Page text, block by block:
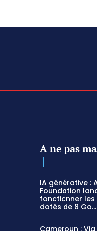
A ne pas
IA générative :
Foundation
fonctionner les
dotés de 8 Go...
Cameroun :